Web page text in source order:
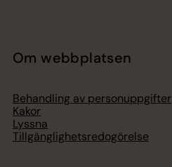
Om webbplatsen
Behandling av personuppgifter
Kakor
Lyssna
Tillgänglighetsredogörelse